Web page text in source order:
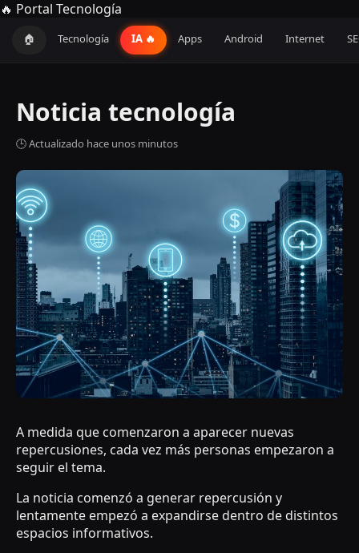
🔥 Portal Tecnología
🏠 Tecnología IA 🔥 Apps Android Internet
Noticia tecnología
🕒 Actualizado hace unos minutos
A medida que comenzaron a aparecer nuevas
repercusiones, cada vez más personas empezaron a
seguir el tema.
La noticia comenzó a generar repercusión y
lentamente empezó a expandirse dentro de distintos
espacios informativos.